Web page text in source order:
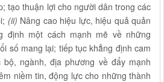
tạo thuận lợi cho người dân trong các
(ii) Nâng cao hiệu lực, hiệu quả quản
định một cách mạnh mẽ về những
số mang lại; tiếp tục khẳng định cam
ngành, địa phương về đẩy mạnh
niềm tin, động lực cho những thành